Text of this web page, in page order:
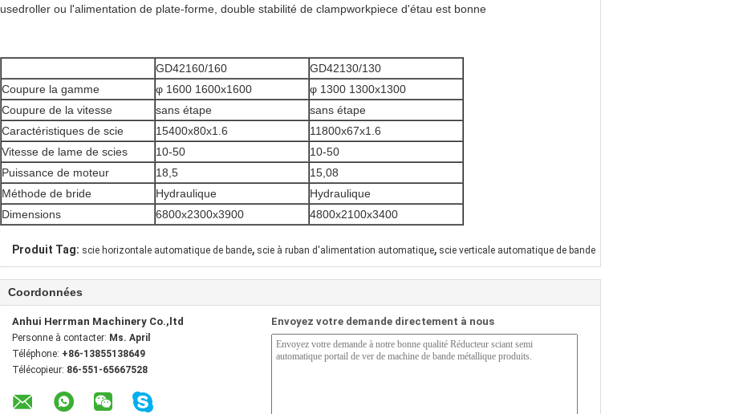
usedroller ou l'alimentation de plate-forme, double stabilité de clampworkpiece d'étau est bonne
GD42160/160
GD42130/130
Coupure la gamme
φ 1600 1600x1600
φ 1300 1300x1300
Coupure de la vitesse
sans étape
sans étape
Caractéristiques de scie
15400x80x1.6
11800x67x1.6
Vitesse de lame de scies
10-50
10-50
Puissance de moteur
18,5
15,08
Méthode de bride
Hydraulique
Hydraulique
Dimensions
6800x2300x3900 4800x2100x3400
Produit Tag: scie horizontale automatique de bande, scie à ruban d'alimentation automatique, scie verticale automatique de bande
Coordonnées
Anhui Herrman Machinery Co.,ltd
Personne à contacter: Ms. April
Téléphone: +86-13855138649
Télécopieur: 86-551-65667528
Envoyez votre demande directement à nous